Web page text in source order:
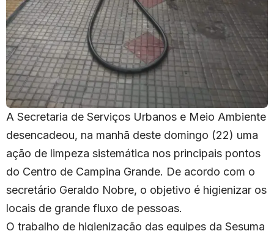
A Secretaria de Serviços Urbanos e Meio Ambiente
desencadeou, na manhã deste domingo (22) uma
ação de limpeza sistemática nos principais pontos
do Centro de Campina Grande. De acordo com o
secretário Geraldo Nobre, o objetivo é higienizar os
locais de grande fluxo de pessoas.
O trabalho de higienização das equipes da Sesuma